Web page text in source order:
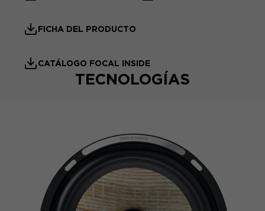
FICHA DEL PRODUCTO
CATÁLOGO FOCAL INSIDE
TECNOLOGÍAS